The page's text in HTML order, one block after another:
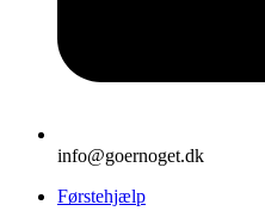
info@goernoget.dk
Førstehjælp